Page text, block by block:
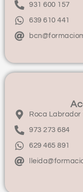
931 600 157
639 610 441
Roca Labrador
973 273 684
629 465 891